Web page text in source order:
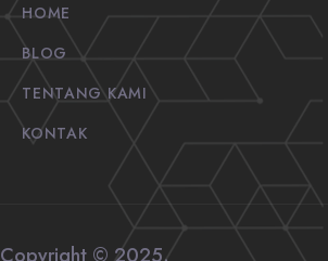
HOME
BLOG
TENTANG KAMI
KONTAK